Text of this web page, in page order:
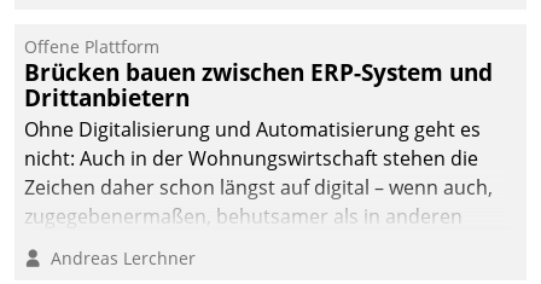
Einsparungen durch optimierte und automatisierte
Prozesse. Doch man darf nicht zu viel erwarten: Allein
mit der Einführung einer neuen Software ist es nicht
getan. Die Digitalisierung erfordert von Unternehmen
die Bereitschaft, sich zu überprüfen, zu hinterfragen
und zu verändern.
Offene Plattform
Brücken bauen zwischen ERP-System und
Drittanbietern
Ohne Digitalisierung und Automatisierung geht es
nicht: Auch in der Wohnungswirtschaft stehen die
Zeichen daher schon längst auf digital – wenn auch,
zugegebenermaßen, behutsamer als in anderen
Branchen.
Andreas Lerchner